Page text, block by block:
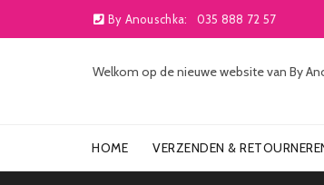
By Anouschka: 035 888 72 57
Welkom op de nieuwe website van By
HOME VERZENDEN &